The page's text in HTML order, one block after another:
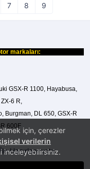
için, çerezler
verilerin
inceleyebilirsiniz.
7 8 9
markaları:
GSX-R 1100, Hayabusa,
ZX-6 R,
, Burgman, DL 650, GSX-R
600F
Hazırlanmıştır.